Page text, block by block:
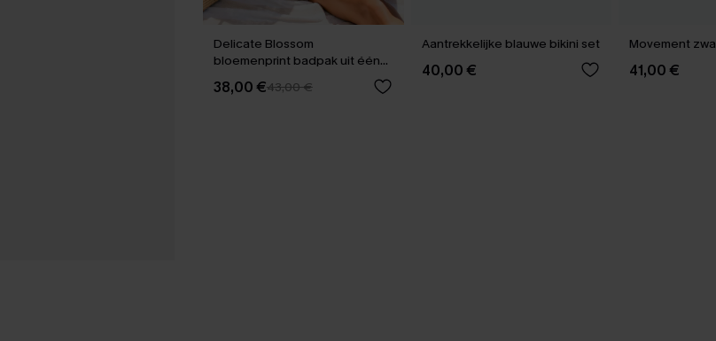
Delicate Blossom
bloemenprint badpak uit één
stuk
38,00 €43,00 €
Aantrekkelijke blauwe bikini set
40,00 €
Movement
41,00 €